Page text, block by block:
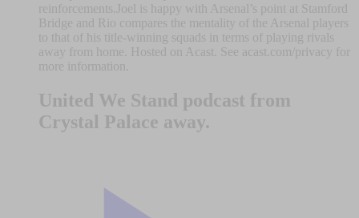
reinforcements.Joel is happy with Arsenal’s point at Stamford
Bridge and Rio compares the mentality of the Arsenal players
to that of his title-winning squads in terms of playing rivals
away from home. Hosted on Acast. See acast.com/privacy for
more information.
United We Stand podcast from
Crystal Palace away.